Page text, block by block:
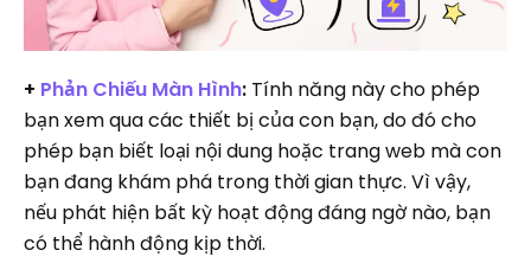
+ Phản Chiếu Màn Hình: Tính năng này cho phép
bạn xem qua các thiết bị của con bạn, do đó cho
phép bạn biết loại nội dung hoặc trang web mà con
bạn đang khám phá trong thời gian thực. Vì vậy,
nếu phát hiện bất kỳ hoạt động đáng ngờ nào, bạn
có thể hành động kịp thời.